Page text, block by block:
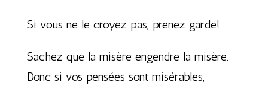
Si vous ne le croyez pas, prenez garde!
Sachez que la misère engendre la misère.
Donc si vos pensées sont misérables,